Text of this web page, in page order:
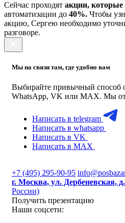
Сейчас проходят акции, которые
автоматизации до 40%. Чтобы
акцию, Сергею необходимо
разговоре.
Мы на связи там, где удобно вам
Выбирайте привычный способ
WhatsApp, VK или MAX. Мы
Написать в telegram
Написать в whatsapp
Написать в VK
Написать в MAX
+7 (495) 295-90-95
г. Москва, ул. Дербеневская,
России)
Получить презентацию
Наши соцсети: